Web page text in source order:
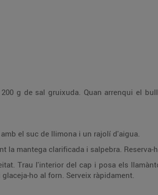
g de sal gruixuda. Quan arrenqui el
el suc de llimona i un rajolí d'aigua.
la mantega clarificada i salpebra. Reserva-
Trau l'interior del cap i posa els
ho al forn. Serveix ràpidament.